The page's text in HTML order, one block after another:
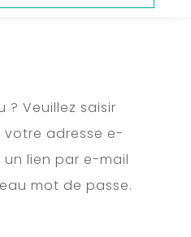
? Veuillez saisir
adresse e-
un lien par e-mail
mot de passe.